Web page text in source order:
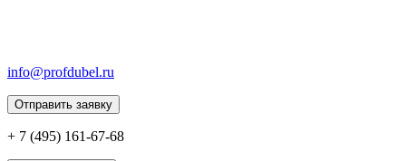
info@profdubel.ru
Отправить заявку
+ 7 (495) 161-67-68